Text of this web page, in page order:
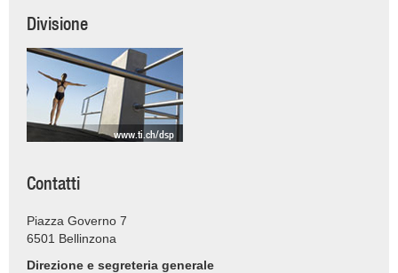
Divisione
www.ti.ch/dsp
Contatti
Piazza Governo 7
6501 Bellinzona
Direzione e segreteria generale